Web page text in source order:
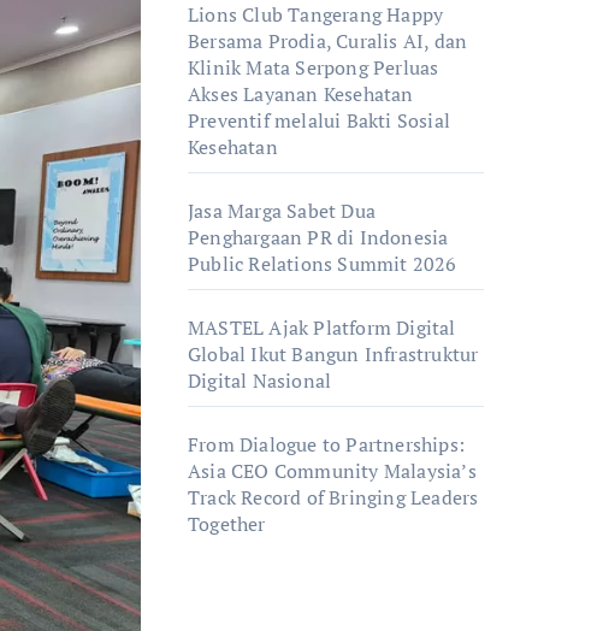
Lions Club Tangerang Happy
Bersama Prodia, Curalis AI, dan
Klinik Mata Serpong Perluas
Akses Layanan Kesehatan
Preventif melalui Bakti Sosial
Kesehatan
Jasa Marga Sabet Dua
Penghargaan PR di Indonesia
Public Relations Summit 2026
MASTEL Ajak Platform Digital
Global Ikut Bangun Infrastruktur
Digital Nasional
From Dialogue to Partnerships:
Asia CEO Community Malaysia’s
Track Record of Bringing Leaders
Together